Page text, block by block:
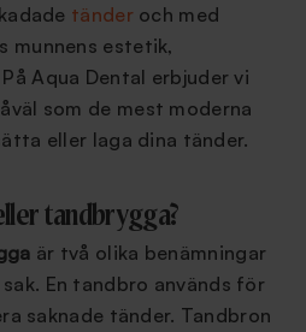
tänderoch med
munnens estetik,
Aqua Dental erbjuder vi
som de mest moderna
eller laga dina tänder.
tandbrygga?
är två olika benämningar
En tandbro används för
saknade tänder. Tandbron